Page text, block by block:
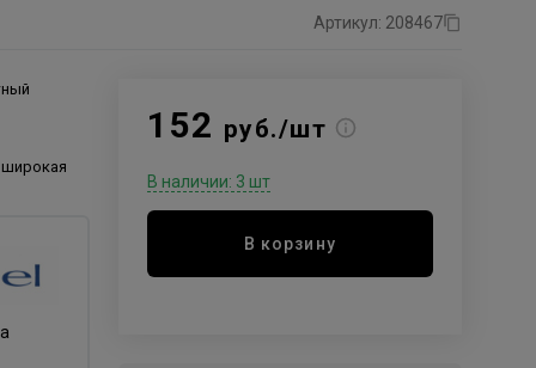
Артикул: 208467
152 руб./шт
В наличии: 3 шт
В корзину